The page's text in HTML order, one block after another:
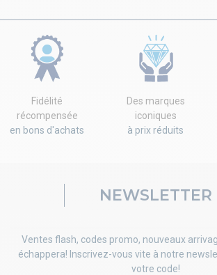
Fidélité
récompensée
en bons d'achats
Des marques
iconiques
à prix réduits
NEWSLETTER
Ventes flash, codes promo, nouveaux
échappera! Inscrivez-vous vite à notre
votre code!